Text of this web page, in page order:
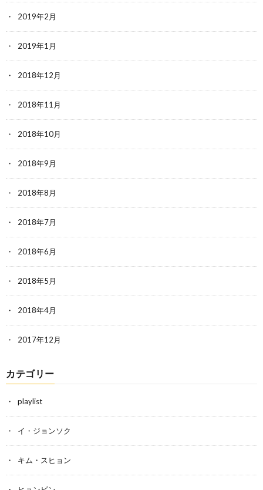
2019年2月
2019年1月
2018年12月
2018年11月
2018年10月
2018年9月
2018年8月
2018年7月
2018年6月
2018年5月
2018年4月
2017年12月
カテゴリー
playlist
イ・ジョンソク
キム・スヒョン